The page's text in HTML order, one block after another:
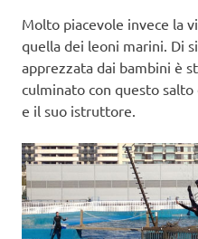
Molto piacevole invece la
quella dei leoni marini. Di
apprezzata dai bambini è
culminato con questo
e il suo istruttore.